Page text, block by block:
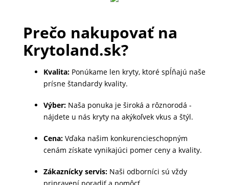
Prečo nakupovať na
Krytoland.sk?
Kvalita:Ponúkame len kryty, ktoré spĺňajú naše
prísne štandardy kvality.
Výber:Naša ponuka je široká a rôznorodá -
nájdete u nás kryty na akýkoľvek vkus a štýl.
Cena:Vďaka našim konkurencieschopným
cenám získate vynikajúci pomer ceny a kvality.
Zákaznícky servis:Naši odborníci sú vždy